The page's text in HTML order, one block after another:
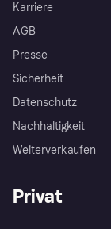
Karriere
AGB
Presse
Sicherheit
Datenschutz
Nachhaltigkeit
Weiterverkaufen
Privat